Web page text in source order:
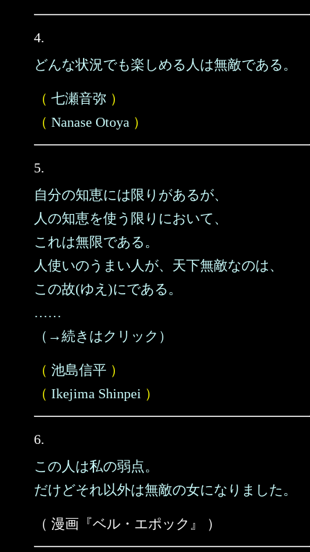
4.
どんな状況でも楽しめる人は無敵である。
（ 七瀬音弥 ）
（ Nanase Otoya ）
5.
自分の知恵には限りがあるが、
人の知恵を使う限りにおいて、
これは無限である。
人使いのうまい人が、天下無敵なのは、
この故(ゆえ)にである。
……
（→続きはクリック）
（ 池島信平 ）
（ Ikejima Shinpei ）
6.
この人は私の弱点。
だけどそれ以外は無敵の女になりました。
（ 漫画『ベル・エポック』 ）